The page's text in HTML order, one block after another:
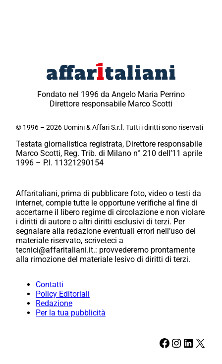
Fondato nel 1996 da Angelo Maria Perrino
Direttore responsabile Marco Scotti
© 1996 – 2026 Uomini & Affari S.r.l. Tutti i diritti sono riservati
Testata giornalistica registrata, Direttore responsabile
Marco Scotti, Reg. Trib. di Milano n° 210 dell’11 aprile
1996 – P.I. 11321290154
Affaritaliani, prima di pubblicare foto, video o testi da
internet, compie tutte le opportune verifiche al fine di
accertarne il libero regime di circolazione e non violare
i diritti di autore o altri diritti esclusivi di terzi. Per
segnalare alla redazione eventuali errori nell’uso del
materiale riservato, scriveteci a
tecnici@affaritaliani.it.: provvederemo prontamente
alla rimozione del materiale lesivo di diritti di terzi.
Contatti
Policy Editoriali
Redazione
Per la tua pubblicità
Facebook Instagram LinkedIn X